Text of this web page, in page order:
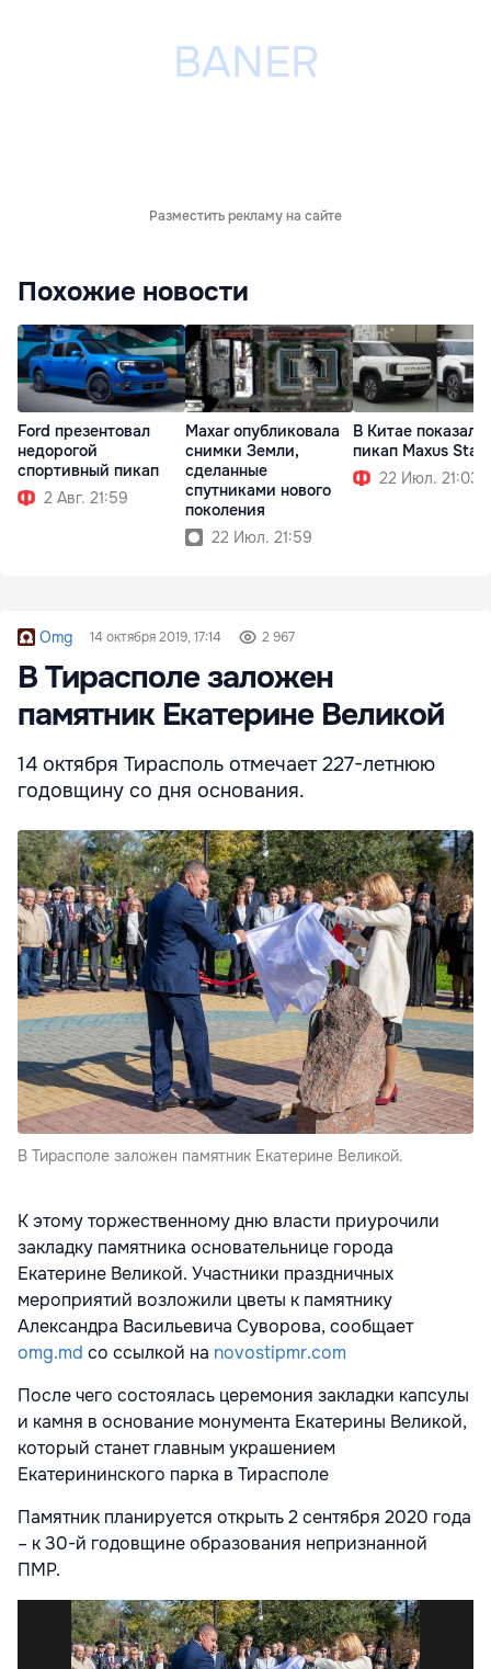
Разместить рекламу на сайте
Похожие новости
Ford презентовал
недорогой
спортивный пикап
2 Авг. 21:59
Maxar опубликовала
снимки Земли,
сделанные
спутниками нового
поколения
22 Июл. 21:59
В Китае показали
пикап Maxus Star
22 Июл. 21:03
Omg 14 октября 2019, 17:14 2 967
В Тирасполе заложен
памятник Екатерине Великой
14 октября Тирасполь отмечает 227-летнюю
годовщину со дня основания.
В Тирасполе заложен памятник Екатерине Великой.
К этому торжественному дню власти приурочили
закладку памятника основательнице города
Екатерине Великой. Участники праздничных
мероприятий возложили цветы к памятнику
Александра Васильевича Суворова, сообщает
omg.md со ссылкой на novostipmr.com
После чего состоялась церемония закладки капсулы
и камня в основание монумента Екатерины Великой,
который станет главным украшением
Екатерининского парка в Тирасполе
Памятник планируется открыть 2 сентября 2020 года
– к 30-й годовщине образования непризнанной
ПМР.